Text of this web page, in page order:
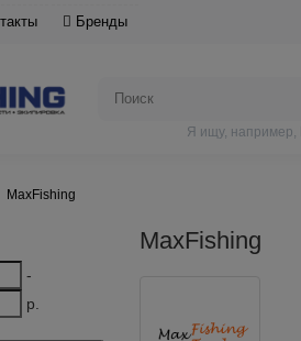
Бренды
Я ищу, например,
MaxFishing
-
р.
MaxFishing